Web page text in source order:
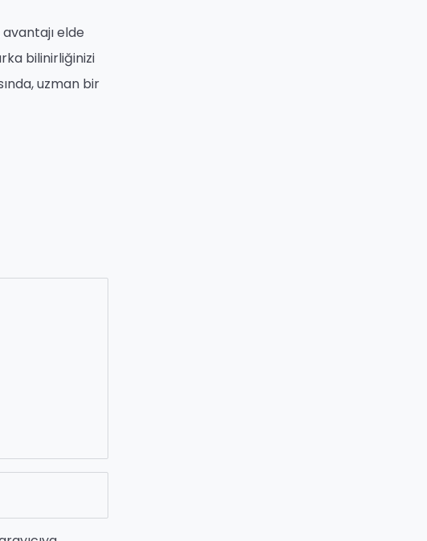
elde
bilinirliğinizi
uzman bir